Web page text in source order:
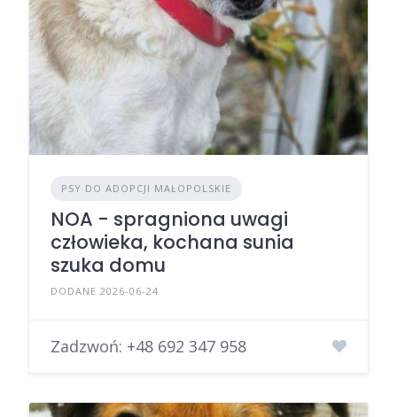
PSY DO ADOPCJI MAŁOPOLSKIE
NOA - spragniona uwagi
człowieka, kochana sunia
szuka domu
DODANE 2026-06-24
Zadzwoń: +48 692 347 958